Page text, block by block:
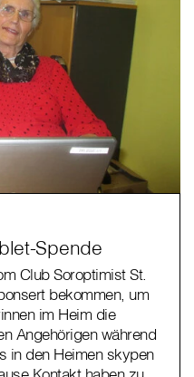
Spende
Club Soroptimist St.
bekommen, um
im Heim die
Angehörigen während
in den Heimen skypen